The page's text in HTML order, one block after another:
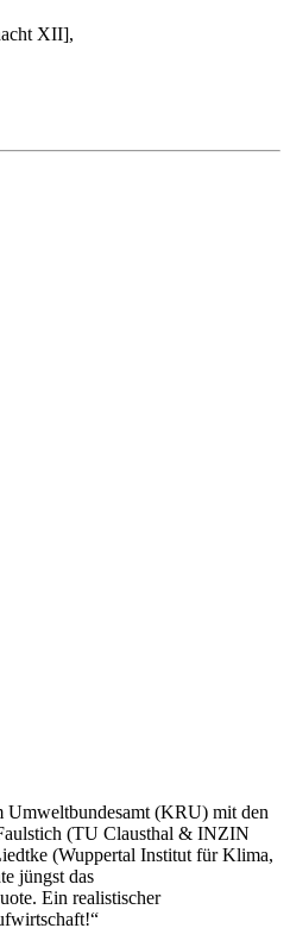
XII],
Umweltbundesamt (KRU) mit den
(TU Clausthal & INZIN
(Wuppertal Institut für Klima,
jüngst das
Ein realistischer